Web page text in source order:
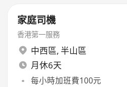
家庭司機
香港第一服務
中西區, 半山區
月休6天
每小時加班費100元